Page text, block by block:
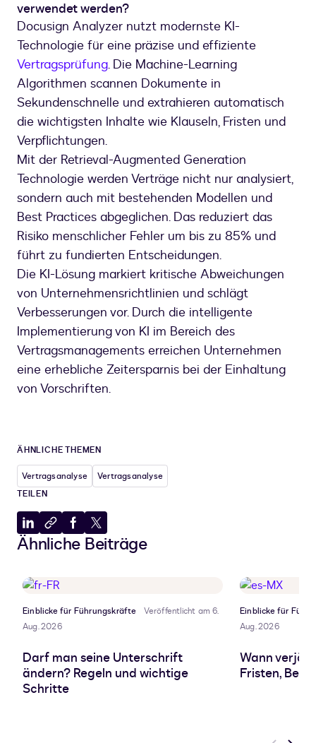
verwendet werden?
Docusign Analyzer nutzt modernste KI-
Technologie für eine präzise und effiziente
Vertragsprüfung. Die Machine-Learning
Algorithmen scannen Dokumente in
Sekundenschnelle und extrahieren automatisch
die wichtigsten Inhalte wie Klauseln, Fristen und
Verpflichtungen.
Mit der Retrieval-Augmented Generation
Technologie werden Verträge nicht nur analysiert,
sondern auch mit bestehenden Modellen und
Best Practices abgeglichen. Das reduziert das
Risiko menschlicher Fehler um bis zu 85% und
führt zu fundierten Entscheidungen.
Die KI-Lösung markiert kritische Abweichungen
von Unternehmensrichtlinien und schlägt
Verbesserungen vor. Durch die intelligente
Implementierung von KI im Bereich des
Vertragsmanagements erreichen Unternehmen
eine erhebliche Zeitersparnis bei der Einhaltung
von Vorschriften.
ÄHNLICHE THEMEN
Vertragsanalyse
Vertragsanalyse
TEILEN
Auf
LinkedIn
In
Zwischenablage
Auf
Facebook
Auf
X
Ähnliche Beiträge
Einblicke für Führungskräfte
Veröffentlicht am 6.
Aug. 2026
Darf man seine Unterschrift
ändern? Regeln und wichtige
Schritte
Einblicke für
Aug. 2026
Wann
Fristen,